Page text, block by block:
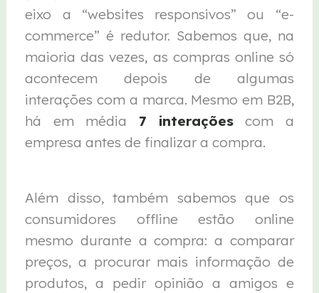
eixo a “websites responsivos” ou “e-
commerce” é redutor. Sabemos que, na
maioria das vezes, as compras online só
acontecem depois de algumas
interações com a marca. Mesmo em B2B,
há em média
7 interações
com a
empresa antes de finalizar a compra.
Além disso, também sabemos que os
consumidores offline estão online
mesmo durante a compra: a comparar
preços, a procurar mais informação de
produtos, a pedir opinião a amigos e